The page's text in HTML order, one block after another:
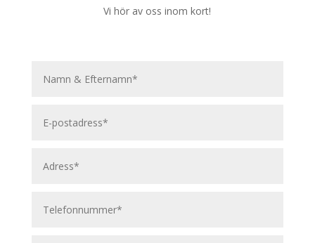
Vi hör av oss inom kort!